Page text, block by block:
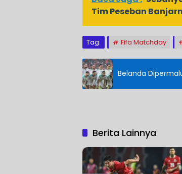
Tim Peseban
Tag: Fifa Matchday
Belanda
Berita Lainnya